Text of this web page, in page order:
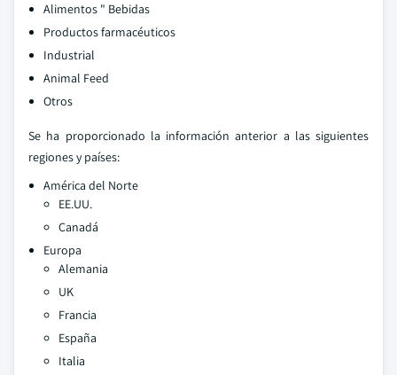
Alimentos " Bebidas
Productos farmacéuticos
Industrial
Animal Feed
Otros
Se ha proporcionado la información anterior a las siguientes
regiones y países:
América del Norte
EE.UU.
Canadá
Europa
Alemania
UK
Francia
España
Italia